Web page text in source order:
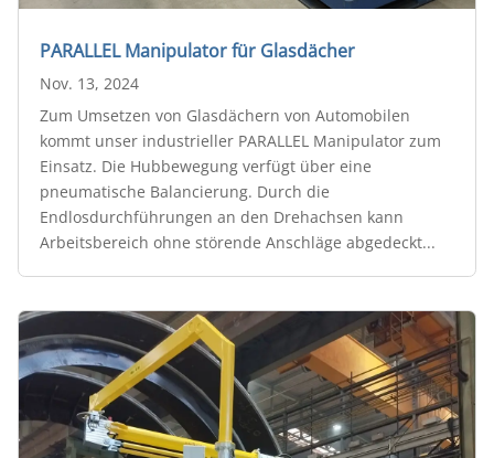
PARALLEL Manipulator für Glasdächer
Nov. 13, 2024
Zum Umsetzen von Glasdächern von Automobilen
kommt unser industrieller PARALLEL Manipulator zum
Einsatz. Die Hubbewegung verfügt über eine
pneumatische Balancierung. Durch die
Endlosdurchführungen an den Drehachsen kann
Arbeitsbereich ohne störende Anschläge abgedeckt...